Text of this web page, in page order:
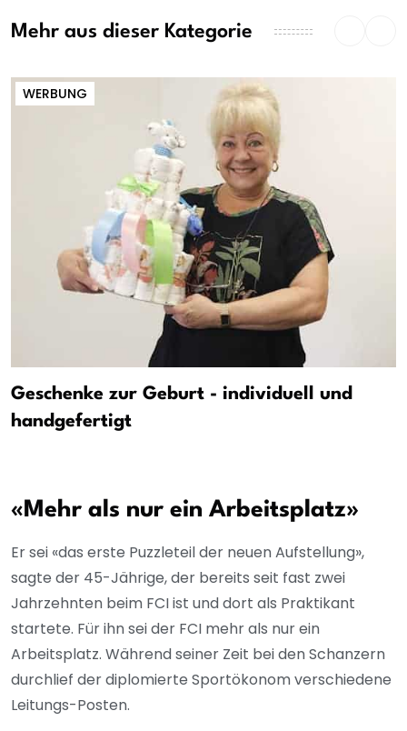
Mehr aus dieser Kategorie
WERBUNG
Geschenke zur Geburt - individuell und
handgefertigt
«Mehr als nur ein Arbeitsplatz»
Er sei «das erste Puzzleteil der neuen Aufstellung»,
sagte der 45-Jährige, der bereits seit fast zwei
Jahrzehnten beim FCI ist und dort als Praktikant
startete. Für ihn sei der FCI mehr als nur ein
Arbeitsplatz. Während seiner Zeit bei den Schanzern
durchlief der diplomierte Sportökonom verschiedene
Leitungs-Posten.